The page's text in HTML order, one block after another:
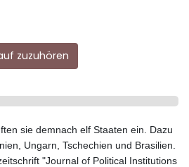
zuzuhören
sie demnach elf Staaten ein. Dazu
Ungarn, Tschechien und Brasilien.
"Journal of Political Institutions